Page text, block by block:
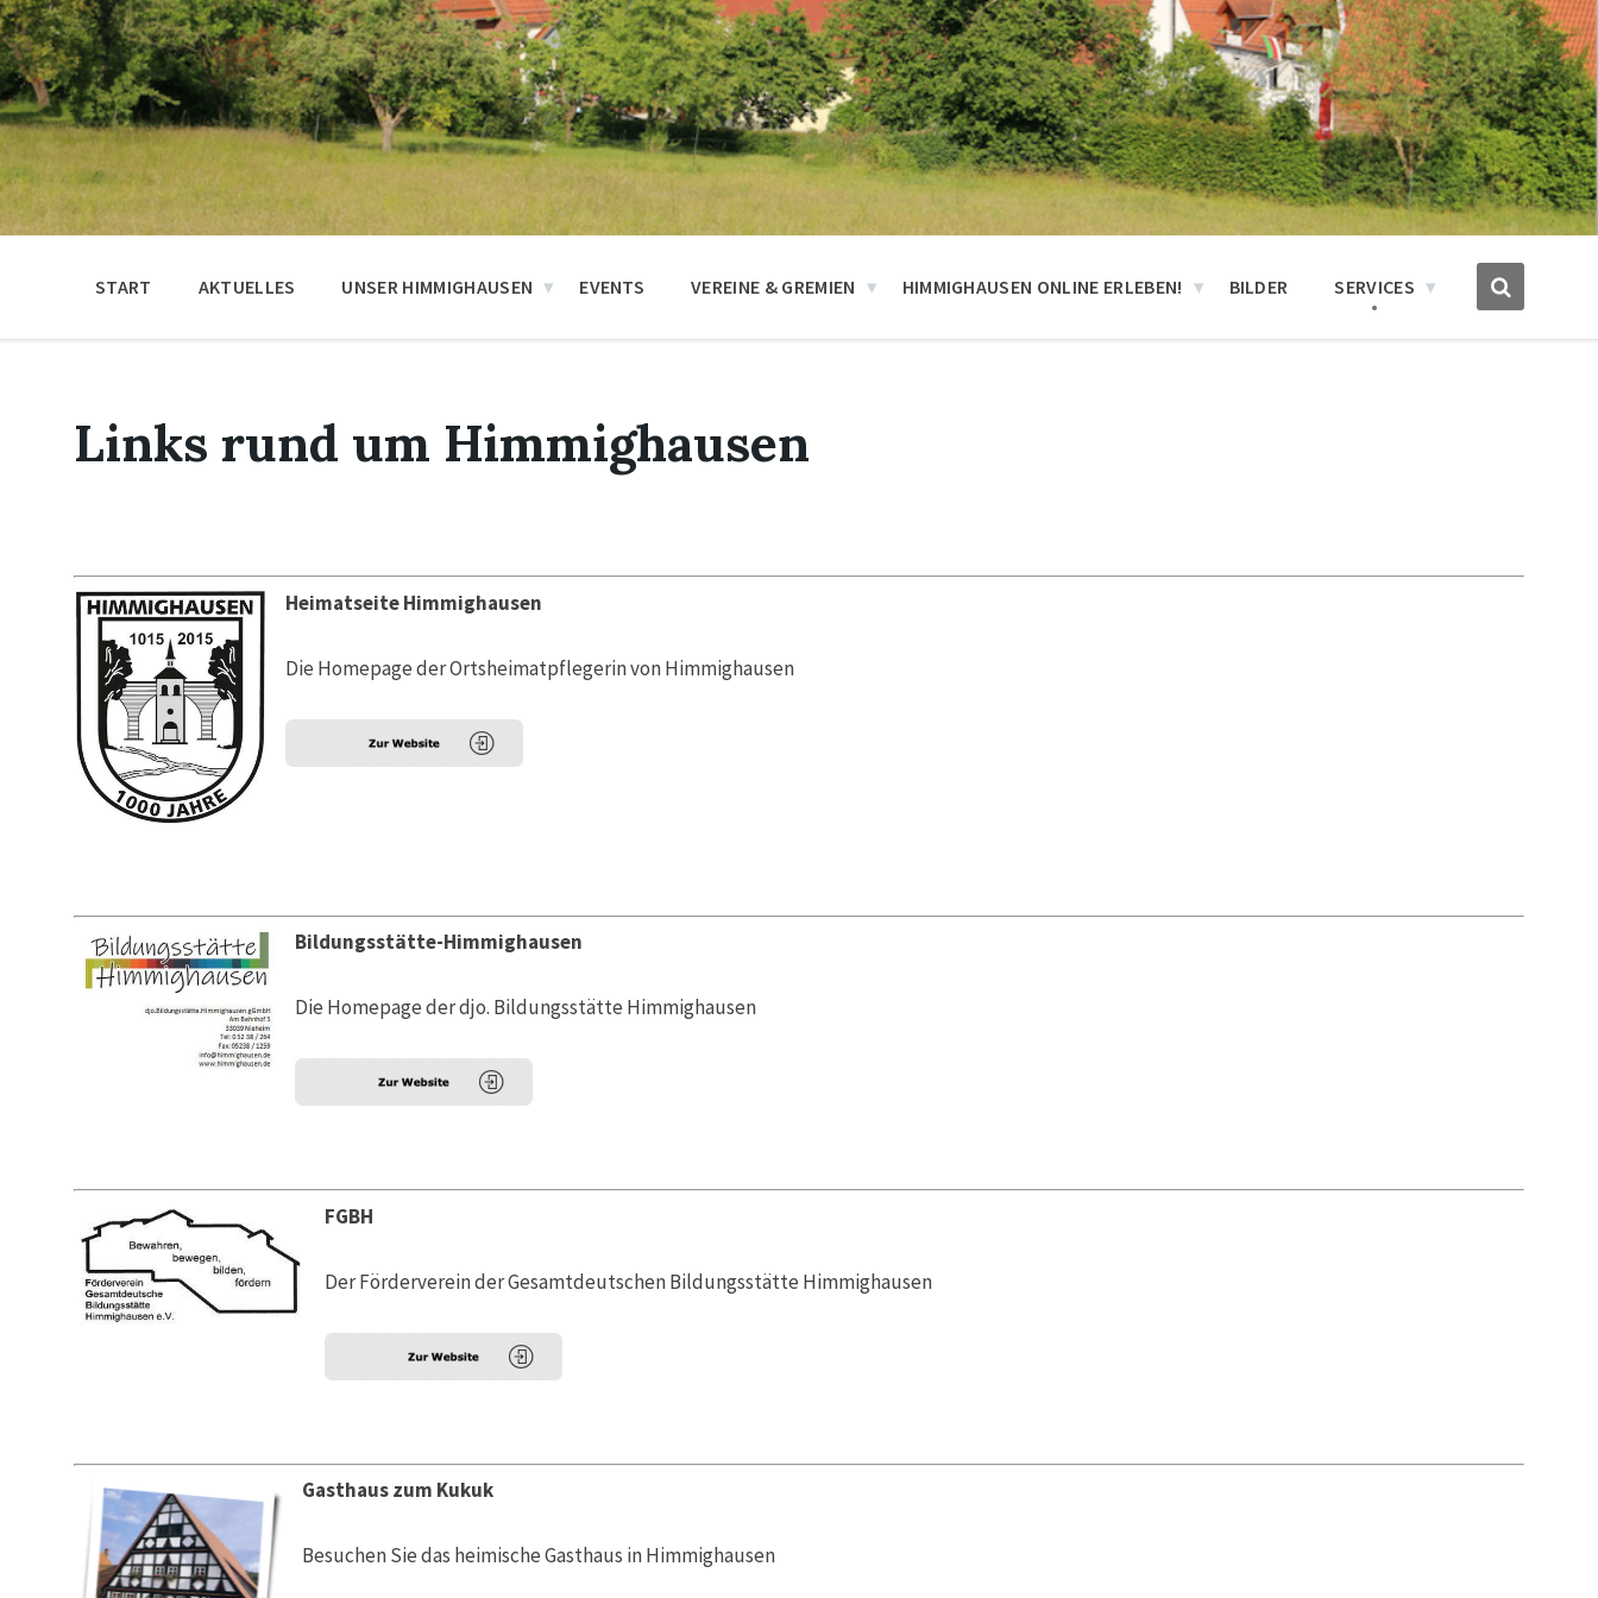
START AKTUELLES UNSER HIMMIGHAUSEN EVENTS VEREINE & GREMIEN HIMMIGHAUSEN ONLINE ERLEBEN! BILDER SERVICES
Links rund um Himmighausen
Heimatseite Himmighausen
Die Homepage der Ortsheimatpflegerin von Himmighausen
Bildungsstätte-Himmighausen
Die Homepage der djo. Bildungsstätte Himmighausen
FGBH
Der Förderverein der Gesamtdeutschen Bildungsstätte Himmighausen
Gasthaus zum Kukuk
Besuchen Sie das heimische Gasthaus in Himmighausen